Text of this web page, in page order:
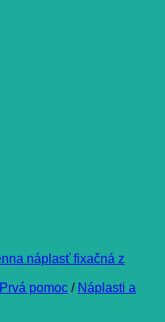
Prvá pomoc / Náplasti a